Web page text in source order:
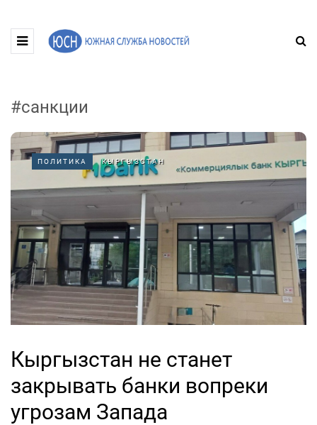
#санкции
ПОЛИТИКА КЫРГЫЗСТАН
Кыргызстан не станет
закрывать банки вопреки
угрозам Запада